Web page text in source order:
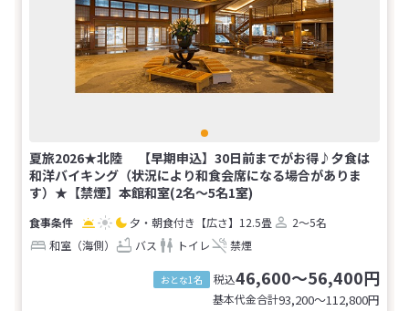
夏旅2026★北陸 【早期申込】30日前までがお得♪夕食は
和洋バイキング（状況により和食会席になる場合がありま
す）★【禁煙】本館和室(2名～5名1室)
夕・朝食付き 【広さ】12.5畳
2～5名
和室（海側）
バス トイレ 禁煙
おとな1名 税込46,600～56,400円
基本代金合計93,200〜112,800円